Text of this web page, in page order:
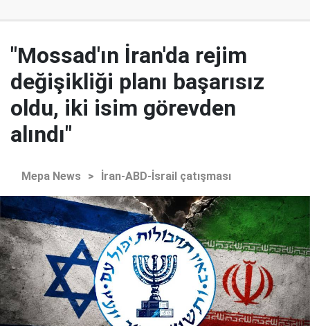
"Mossad'ın İran'da rejim
değişikliği planı başarısız
oldu, iki isim görevden
alındı"
Mepa News > İran-ABD-İsrail çatışması